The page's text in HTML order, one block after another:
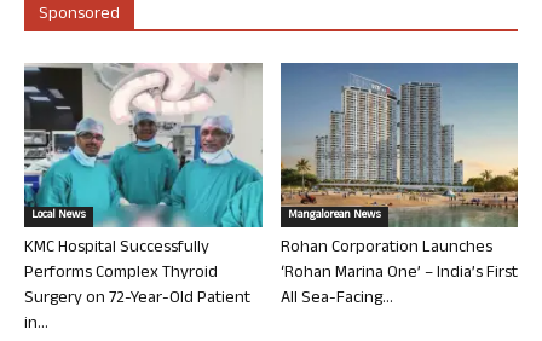
Sponsored
Local News
KMC Hospital Successfully
Performs Complex Thyroid
Surgery on 72-Year-Old Patient
in...
Mangalorean News
Rohan Corporation Launches
‘Rohan Marina One’ – India’s First
All Sea-Facing...